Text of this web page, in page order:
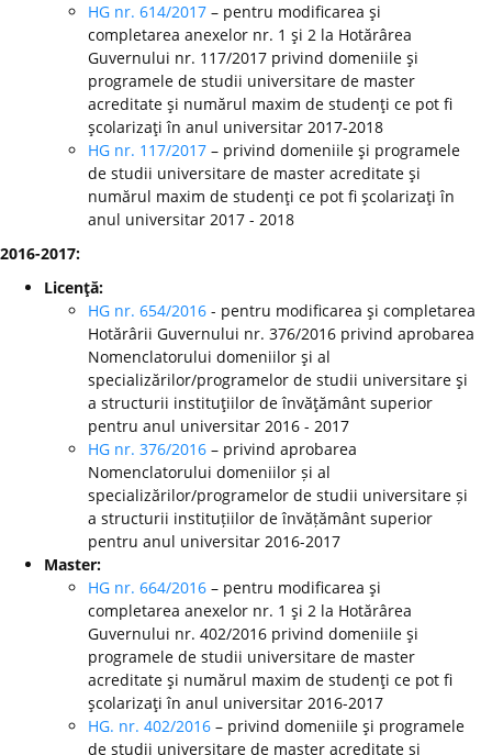
HG nr. 614/2017 – pentru modificarea şi
completarea anexelor nr. 1 şi 2 la Hotărârea
Guvernului nr. 117/2017 privind domeniile şi
programele de studii universitare de master
acreditate şi numărul maxim de studenţi ce pot fi
şcolarizaţi în anul universitar 2017-2018
HG nr. 117/2017 – privind domeniile şi programele
de studii universitare de master acreditate şi
numărul maxim de studenţi ce pot fi şcolarizaţi în
anul universitar 2017 - 2018
2016-2017:
Licenţă:
HG nr. 654/2016 - pentru modificarea şi completarea
Hotărârii Guvernului nr. 376/2016 privind aprobarea
Nomenclatorului domeniilor şi al
specializărilor/programelor de studii universitare şi
a structurii instituţiilor de învăţământ superior
pentru anul universitar 2016 - 2017
HG nr. 376/2016 – privind aprobarea
Nomenclatorului domeniilor și al
specializărilor/programelor de studii universitare și
a structurii instituțiilor de învățământ superior
pentru anul universitar 2016-2017
Master:
HG nr. 664/2016 – pentru modificarea şi
completarea anexelor nr. 1 şi 2 la Hotărârea
Guvernului nr. 402/2016 privind domeniile şi
programele de studii universitare de master
acreditate şi numărul maxim de studenţi ce pot fi
şcolarizaţi în anul universitar 2016-2017
HG. nr. 402/2016 – privind domeniile şi programele
de studii universitare de master acreditate şi